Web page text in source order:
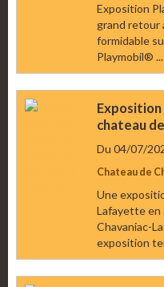
Exposition
grand retour
formidable
Playmobil® ...
chateau
Du 04/07/
Chateau de
Une
Lafayette en
Chavaniac-
exposition